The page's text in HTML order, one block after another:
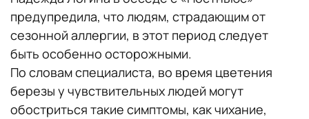
предупредила, что людям, страдающим от
сезонной аллергии, в этот период следует
быть особенно осторожными.
По словам специалиста, во время цветения
березы у чувствительных людей могут
обостриться такие симптомы, как чихание,